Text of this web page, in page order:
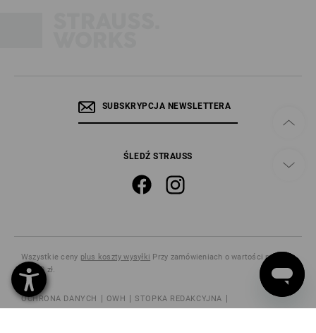
SUBSKRYPCJA NEWSLETTERA
ŚLEDŹ STRAUSS
Wszystkie ceny plus koszty wysyłki Przy zamówieniach o wartości poniżej
615,00 zł.
OCHRONA DANYCH OWH
STOPKA REDAKCYJNA